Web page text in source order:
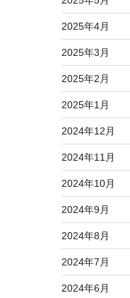
2025年4月
2025年3月
2025年2月
2025年1月
2024年12月
2024年11月
2024年10月
2024年9月
2024年8月
2024年7月
2024年6月